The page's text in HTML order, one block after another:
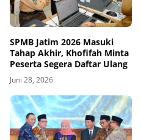
SPMB Jatim 2026 Masuki
Tahap Akhir, Khofifah Minta
Peserta Segera Daftar Ulang
Juni 28, 2026